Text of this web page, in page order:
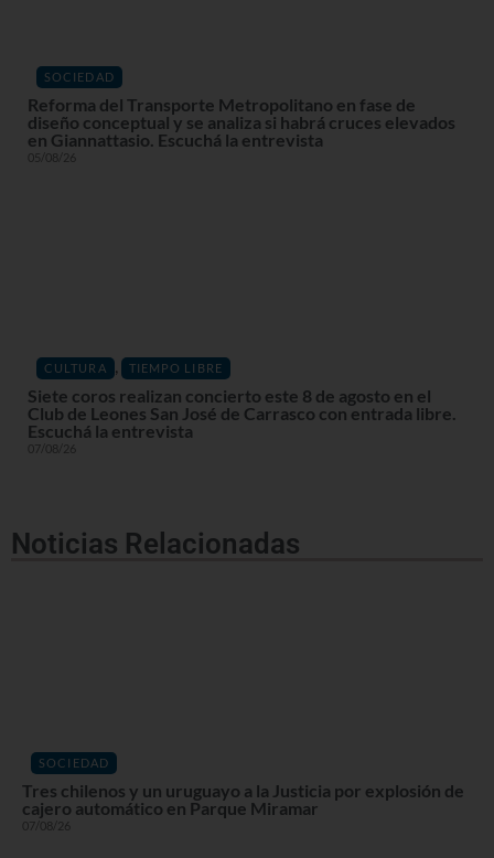
SOCIEDAD
Reforma del Transporte Metropolitano en fase de
diseño conceptual y se analiza si habrá cruces elevados
en Giannattasio. Escuchá la entrevista
05/08/26
CULTURA , TIEMPO LIBRE
Siete coros realizan concierto este 8 de agosto en el
Club de Leones San José de Carrasco con entrada libre.
Escuchá la entrevista
07/08/26
Noticias Relacionadas
SOCIEDAD
Tres chilenos y un uruguayo a la Justicia por explosión de
cajero automático en Parque Miramar
07/08/26